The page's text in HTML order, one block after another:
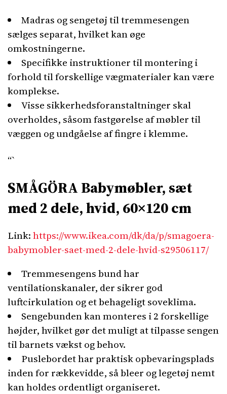
Madras og sengetøj til tremmesengen
sælges separat, hvilket kan øge
omkostningerne.
Specifikke instruktioner til montering i
forhold til forskellige vægmaterialer kan være
komplekse.
Visse sikkerhedsforanstaltninger skal
overholdes, såsom fastgørelse af møbler til
væggen og undgåelse af fingre i klemme.
“`
SMÅGÖRA Babymøbler, sæt
med 2 dele, hvid, 60×120 cm
Link:https://www.ikea.com/dk/da/p/smagoera-
babymobler-saet-med-2-dele-hvid-s29506117/
Tremmesengens bund har
ventilationskanaler, der sikrer god
luftcirkulation og et behageligt soveklima.
Sengebunden kan monteres i 2 forskellige
højder, hvilket gør det muligt at tilpasse sengen
til barnets vækst og behov.
Puslebordet har praktisk opbevaringsplads
inden for rækkevidde, så bleer og legetøj nemt
kan holdes ordentligt organiseret.